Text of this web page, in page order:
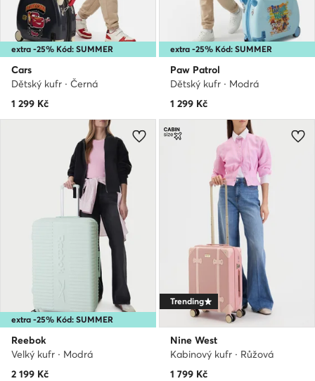
extra -25% Kód: SUMMER
Cars
Dětský kufr · Černá
1 299 Kč
extra -25% Kód: SUMMER
Paw Patrol
Dětský kufr · Modrá
1 299 Kč
extra -25% Kód: SUMMER
Reebok
Velký kufr · Modrá
2 199 Kč
Trending
Nine West
Kabinový kufr · Růžová
1 799 Kč